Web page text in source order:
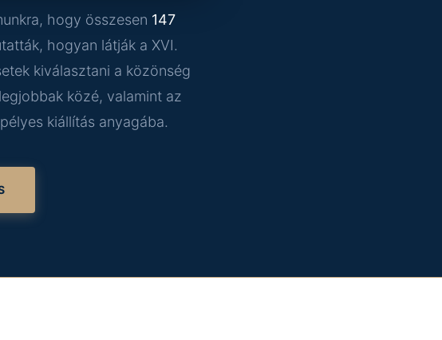
hogy összesen 147
hogyan látják a XVI.
kiválasztani a közönség
közé, valamint az
kiállítás anyagába.